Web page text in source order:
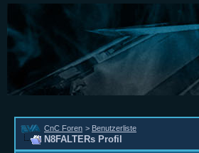
CnC Foren > Benutzerliste
N8FALTERs Profil